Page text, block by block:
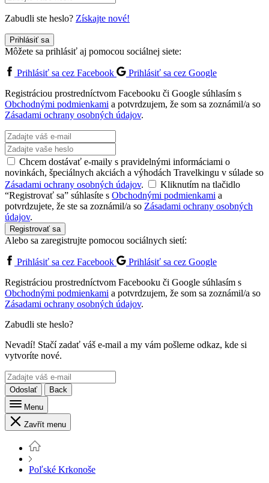
Zabudli ste heslo? Získajte nové!
Prihlásiť sa
Môžete sa prihlásiť aj pomocou sociálnej siete:
Prihlásiť sa cez Facebook
Prihlásiť sa cez Google
Registráciou prostredníctvom Facebooku či Google súhlasím s
Obchodnými podmienkami a potvrdzujem, že som sa zoznámil/a so
Zásadami ochrany osobných údajov.
Chcem dostávať e-maily s pravidelnými informáciami o
novinkách, špeciálnych akciách a výhodách Travelkingu v súlade so
Zásadami ochrany osobných údajov.
Kliknutím na tlačidlo
“Registrovať sa” súhlasíte s Obchodnými podmienkami a
potvrdzujete, že ste sa zoznámil/a so Zásadami ochrany osobných
údajov.
Registrovať sa
Alebo sa zaregistrujte pomocou sociálnych sietí:
Prihlásiť sa cez Facebook
Prihlásiť sa cez Google
Registráciou prostredníctvom Facebooku či Google súhlasím s
Obchodnými podmienkami a potvrdzujem, že som sa zoznámil/a so
Zásadami ochrany osobných údajov.
Zabudli ste heslo?
Nevadí! Stačí zadať váš e-mail a my vám pošleme odkaz, kde si
vytvoríte nové.
Odoslať
Back
Menu
Zavřít menu
Poľské Krkonoše